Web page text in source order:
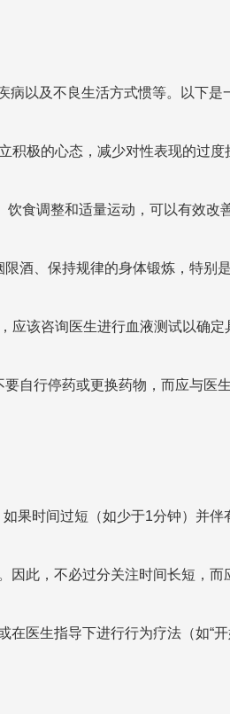
以及不良生活方式惯等。以下是
积极的心态，减少对性表现的过度
食调整和适量运动，可以有效改
酒、保持规律的身体锻炼，特别
应该咨询医生进行血液测试以确定
自行停药或更换药物，而应与医
果时间过短（如少于1分钟）并伴
因此，不必过分关注时间长短，而
医生指导下进行行为疗法（如“开